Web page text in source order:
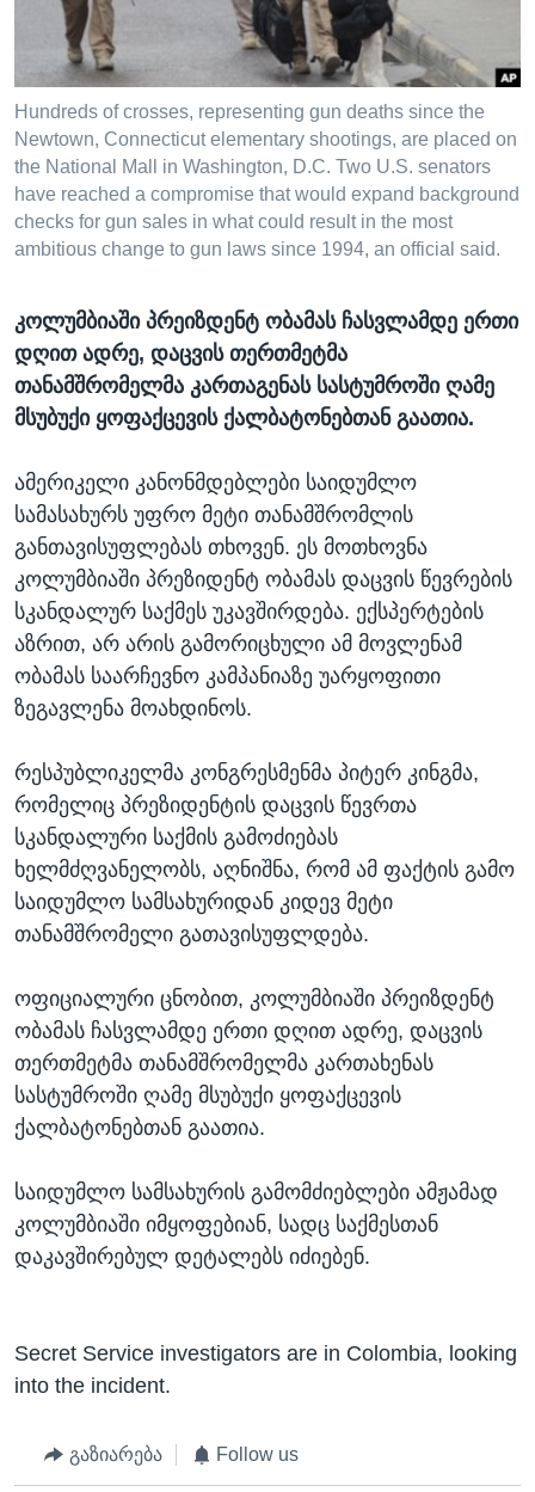
ᲡᲢᲣᲓᲘᲐ ᲕᲐᲨᲘᲜᲒᲢᲝᲜᲘ
ᲔᲙᲝᲜᲝᲛᲘᲙᲐ
ᲯᲐᲜᲛᲠᲗᲔᲚᲝᲑᲐ
ᲛᲔᲪᲜᲘᲔᲠᲔᲑᲐ
ᲘᲜᲢᲔᲠᲕᲘᲣ
ᲙᲣᲚᲢᲣᲠᲐ
ᲒᲐᲚᲘᲚᲔᲝ
Learning English
ᲗᲕᲐᲚᲘ ᲒᲕᲐᲓᲔᲕᲜᲔᲗ
ენები
Hundreds of crosses, representing gun deaths since the
Newtown, Connecticut elementary shootings, are placed on
the National Mall in Washington, D.C. Two U.S. senators
have reached a compromise that would expand background
checks for gun sales in what could result in the most
ambitious change to gun laws since 1994, an official said.
კოლუმბიაში პრეიზდენტ ობამას ჩასვლამდე ერთი
დღით ადრე, დაცვის თერთმეტმა
თანამშრომელმა კართაგენას სასტუმროში ღამე
მსუბუქი ყოფაქცევის ქალბატონებთან გაათია.
ამერიკელი კანონმდებლები საიდუმლო
სამასახურს უფრო მეტი თანამშრომლის
განთავისუფლებას თხოვენ. ეს მოთხოვნა
კოლუმბიაში პრეზიდენტ ობამას დაცვის წევრების
სკანდალურ საქმეს უკავშირდება. ექსპერტების
აზრით, არ არის გამორიცხული ამ მოვლენამ
ობამას საარჩევნო კამპანიაზე უარყოფითი
ზეგავლენა მოახდინოს.
რესპუბლიკელმა კონგრესმენმა პიტერ კინგმა,
რომელიც პრეზიდენტის დაცვის წევრთა
სკანდალური საქმის გამოძიებას
ხელმძღვანელობს, აღნიშნა, რომ ამ ფაქტის გამო
საიდუმლო სამსახურიდან კიდევ მეტი
თანამშრომელი გათავისუფლდება.
ოფიციალური ცნობით, კოლუმბიაში პრეიზდენტ
ობამას ჩასვლამდე ერთი დღით ადრე, დაცვის
თერთმეტმა თანამშრომელმა კართახენას
სასტუმროში ღამე მსუბუქი ყოფაქცევის
ქალბატონებთან გაათია.
საიდუმლო სამსახურის გამომძიებლები ამჟამად
კოლუმბიაში იმყოფებიან, სადც საქმესთან
დაკავშირებულ დეტალებს იძიებენ.
Secret Service investigators are in Colombia, looking
into the incident.
გაზიარება Follow us